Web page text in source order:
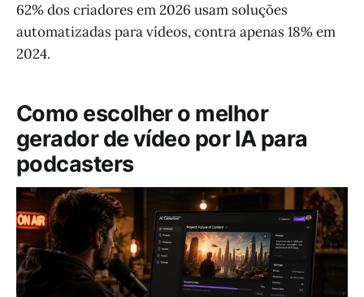
62% dos criadores em 2026 usam soluções
automatizadas para vídeos, contra apenas 18% em
2024.
Como escolher o melhor
gerador de vídeo por IA para
podcasters